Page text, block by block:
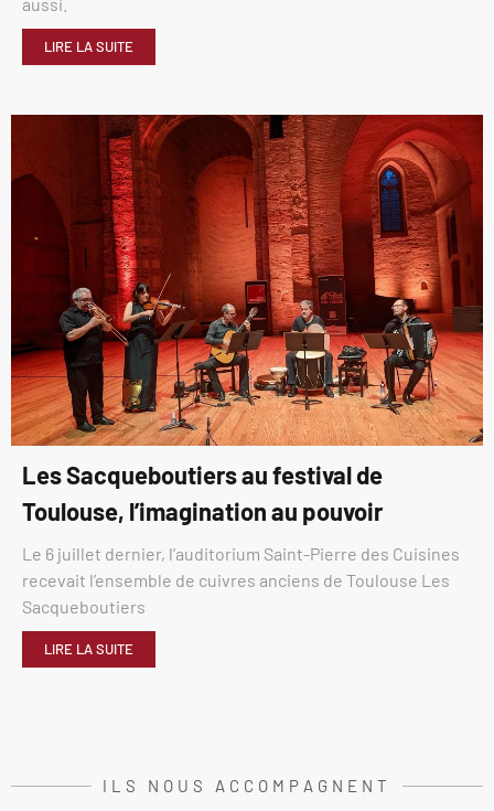
LIRE LA SUITE
Les Sacqueboutiers au festival de
Toulouse, l’imagination au pouvoir
Le 6 juillet dernier, l’auditorium Saint-Pierre des Cuisines
recevait l’ensemble de cuivres anciens de Toulouse Les
Sacqueboutiers
LIRE LA SUITE
ILS NOUS ACCOMPAGNENT